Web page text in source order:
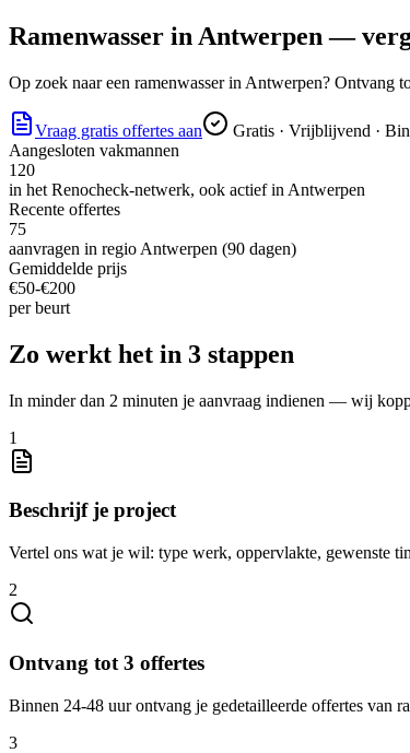
Ramenwasser in Antwerpen —
Op zoek naareen ramenwasserin Antwerpen? Ontvang
Vraag gratis offertes aan
Gratis · Vrijblijvend ·
Aangesloten vakmannen
120
in het Renocheck-netwerk, ook actief in Antwerpen
Recente offertes
75
aanvragen in regio Antwerpen (90 dagen)
Gemiddelde prijs
€50-€200
perbeurt
Zo werkt het in 3 stappen
In minder dan 2 minuten je aanvraag indienen — wij
1
Beschrijf je project
Vertel ons wat je wil: type werk, oppervlakte, gewenste
2
Ontvang tot 3 offertes
Binnen 24-48 uur ontvang je gedetailleerde offertes van
3